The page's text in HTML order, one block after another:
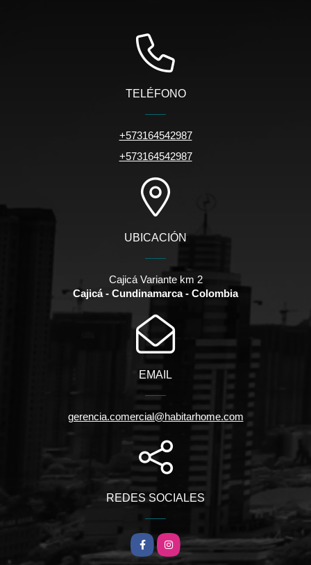
TELÉFONO
+573164542987
+573164542987
UBICACIÓN
Cajicá Variante km 2
Cajicá - Cundinamarca - Colombia
EMAIL
gerencia.comercial@habitarhome.com
REDES SOCIALES
FacebookInstagram